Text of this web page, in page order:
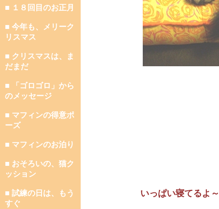
■ １８回目のお正月
■ 今年も、メリーク
リスマス
■ クリスマスは、ま
だまだ
■ 「ゴロゴロ」から
のメッセージ
■ マフィンの得意ポ
ーズ
■ マフィンのお泊り
■ おそろいの、猫ク
ッション
■ 試練の日は、もう
すぐ
いっぱい寝てるよ